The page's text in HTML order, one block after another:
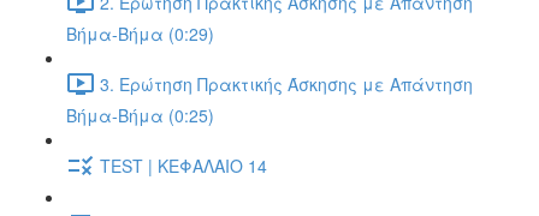
Βήμα-Βήμα (0:29)
3. Ερώτηση Πρακτικής Άσκησης με Απάντηση
Βήμα-Βήμα (0:25)
TEST | ΚΕΦΑΛΑΙΟ 14